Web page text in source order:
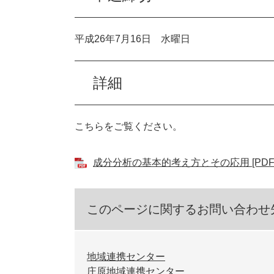
平成26年7月16日 水曜日
詳細
こちらをご覧ください。
成分分析の基本的考え方とその応用
このページに関するお問い合わせ
地域連携センター
庄原地域連携センター